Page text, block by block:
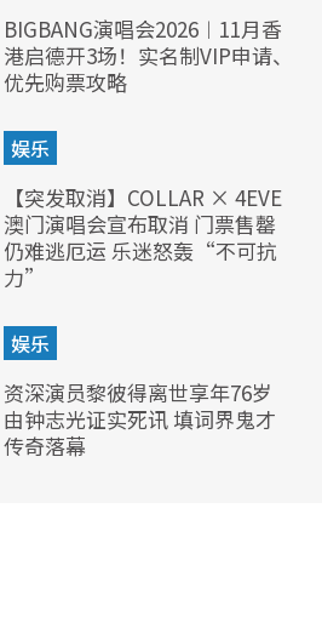
BIGBANG演唱会2026︱11月香
港启德开3场！实名制VIP申请、
优先购票攻略
娱乐
【突发取消】COLLAR × 4EVE
澳门演唱会宣布取消 门票售罄
仍难逃厄运 乐迷怒轰“不可抗
力”
娱乐
资深演员黎彼得离世享年76岁
由钟志光证实死讯 填词界鬼才
传奇落幕